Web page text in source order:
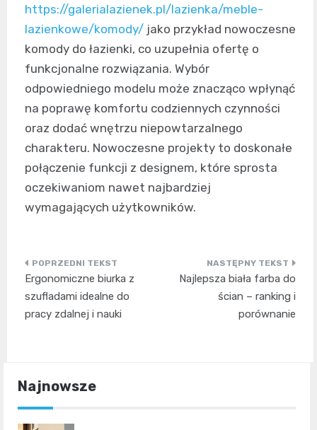
https://galerialazienek.pl/lazienka/meble-
lazienkowe/komody/ jako przykład nowoczesne
komody do łazienki, co uzupełnia ofertę o
funkcjonalne rozwiązania. Wybór
odpowiedniego modelu może znacząco wpłynąć
na poprawę komfortu codziennych czynności
oraz dodać wnętrzu niepowtarzalnego
charakteru. Nowoczesne projekty to doskonałe
połączenie funkcji z designem, które sprosta
oczekiwaniom nawet najbardziej
wymagających użytkowników.
Nawigacja
wpisu
Ergonomiczne biurka z
szufladami idealne do
pracy zdalnej i nauki
Najlepsza biała farba do
ścian – ranking i
porównanie
Najnowsze